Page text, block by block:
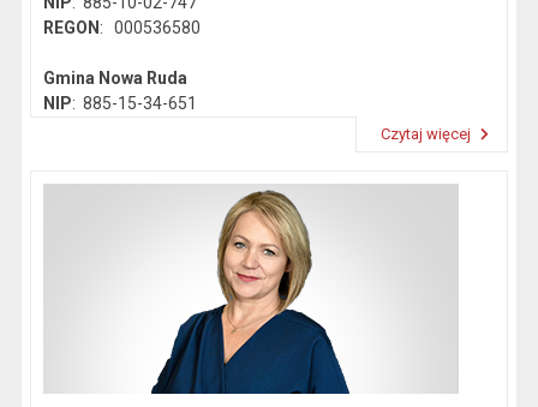
REGON : 000536580
Gmina Nowa Ruda
NIP: 885-15-34-651
Czytaj więcej